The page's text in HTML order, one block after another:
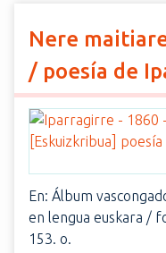
Nere
/ poesía de
En: Álbum
en lengua euskara /
153. o.